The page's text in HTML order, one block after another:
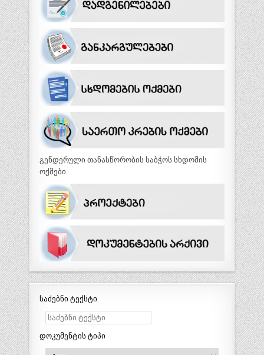
გენდერული თანასწორობის საბჭოს სხდომის
ოქმები
საძებნი ტექსტი
დოკუმენტის ტიპი